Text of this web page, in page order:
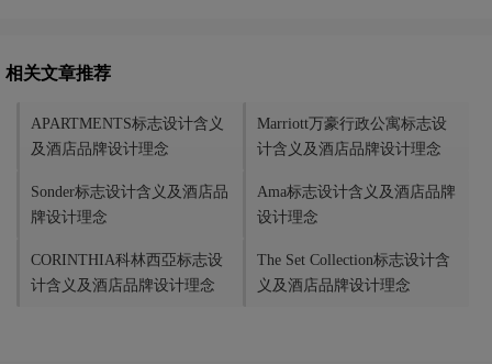
相关文章推荐
APARTMENTS标志设计含义
及酒店品牌设计理念
Marriott万豪行政公寓标志设
计含义及酒店品牌设计理念
Sonder标志设计含义及酒店品
牌设计理念
Ama标志设计含义及酒店品牌
设计理念
CORINTHIA科林西亞标志设
计含义及酒店品牌设计理念
The Set Collection标志设计含
义及酒店品牌设计理念